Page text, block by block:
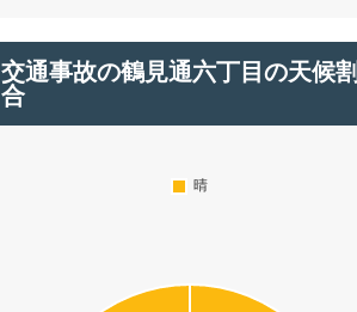
交通事故の鶴見通六丁目の天候割
合